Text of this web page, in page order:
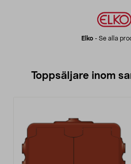
Elko - Se alla
Toppsäljare inom